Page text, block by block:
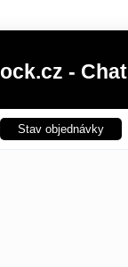
- Chat
Stav objednávky